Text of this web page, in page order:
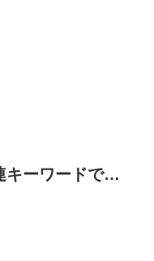
キーワードで…